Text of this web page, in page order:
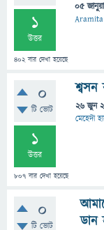
1
উত্তর
402বার দেখা হয়েছে
05
Aramita
0
টি ভোট
1
উত্তর
807 বার দেখা হয়েছে
26 জুন
মেহেদী
0
টি ভোট
ডান